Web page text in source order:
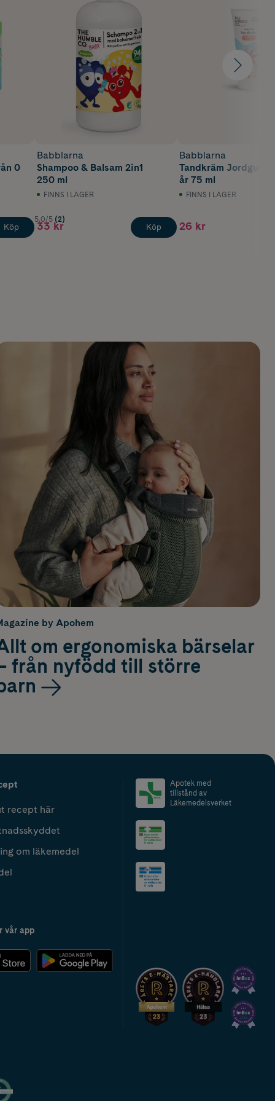
0
Köp
Babblarna
Shampoo & Balsam 2in1
250 ml
FINNS I LAGER
5.0/5 (2)
33 kr Köp
Babblarna
Tandkräm Jordgubb
år 75 ml
FINNS I LAGER
26 kr
by Apohem
om ergonomiska bärselar
från nyfödd till större
recept här
om läkemedel
vår app
Apotek med
tillstånd av
Läkemedelsverket
2024